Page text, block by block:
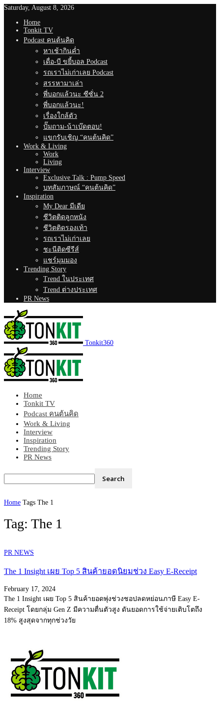
Saturday, August 8, 2026
Home
Tonkit TV
Podcast คนต้นคิด
หาเช้ากินค่ำ
เดื่อ-บี ขยี้บอล Podcast
รถเราไม่เก่าเลย Podcast
สรรหามาเล่า
พี่บอกแล้วนะ ซีซั่น 2
พี่บอกแล้วนะ!
เรื่องใกล้ตัว
ปั๊มถาม-น้าเบ๊ดตอบ!
แขกรับเชิญ “คนต้นคิด”
Work & Living
Work
Living
Interview
Exclusive Talk : Pump Speed
บทสัมภาษณ์ “คนต้นคิด”
Inspiration
My Dear มีเดีย
ชีวิตติดลูกหนัง
ชีวิตติดรองเท้า
รถเราไม่เก่าเลย
ชะนีติดซีรีส์
แชร์มุมมอง
Trending Story
Trend ในประเทศ
Trend ต่างประเทศ
PR News
Tonkit360
Home
Tonkit TV
Podcast คนต้นคิด
Work & Living
Interview
Inspiration
Trending Story
PR News
Home Tags The 1
Tag: The 1
PR NEWS
The 1 Insight เผย Top 5 สินค้ายอดนิยมช่วง Easy E-Receipt
February 17, 2024
The 1 Insight เผย Top 5 สินค้ายอดพุ่งช่วงชอปลดหย่อนภาษี Easy E-
Receipt โดยกลุ่ม Gen Z มีความตื่นตัวสูง ดันยอดการใช้จ่ายเติบโตถึง
18% สูงสุดจากทุกช่วงวัย